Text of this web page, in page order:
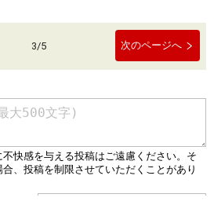
3/5 次のページへ